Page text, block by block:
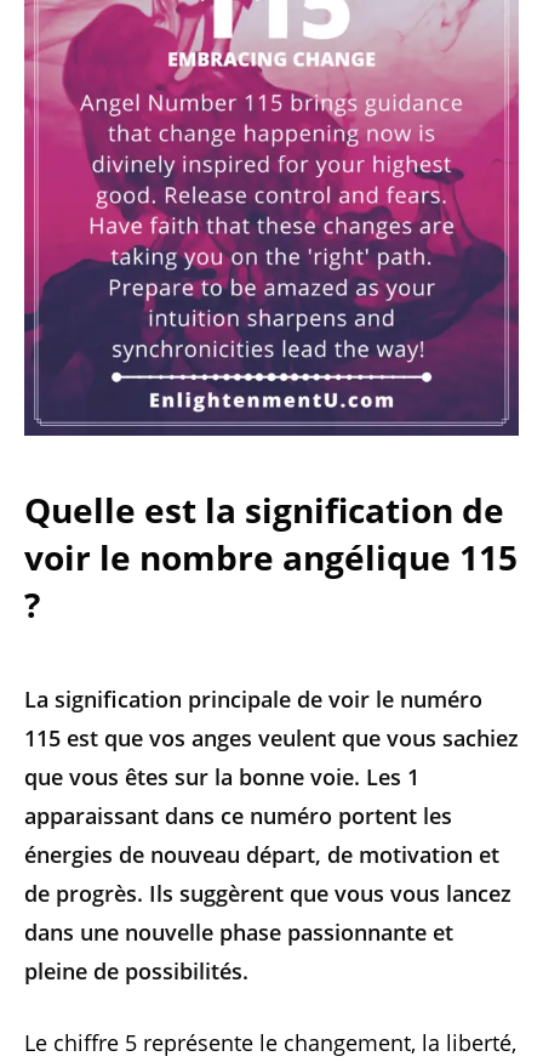
Quelle est la signification de
voir le nombre angélique 115
?
La signification principale de voir le numéro
115 est que vos anges veulent que vous sachiez
que vous êtes sur la bonne voie. Les 1
apparaissant dans ce numéro portent les
énergies de nouveau départ, de motivation et
de progrès. Ils suggèrent que vous vous lancez
dans une nouvelle phase passionnante et
pleine de possibilités.
Le chiffre 5 représente le changement, la liberté,